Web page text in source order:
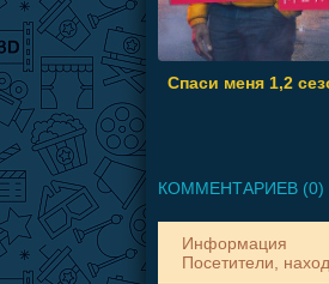
Спаси меня 1,2
КОММЕНТАРИЕВ (0)
Информация
Посетители,